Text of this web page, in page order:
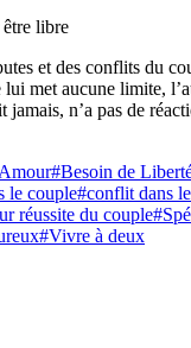
et des conflits du
met aucune limite,
n’a pas de
#Besoin de
le couple#conflit dans
réussite du couple
#Vivre à deux